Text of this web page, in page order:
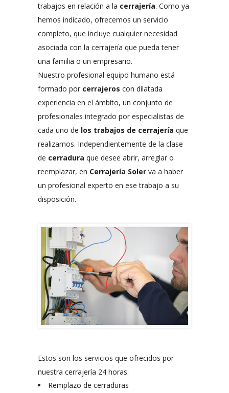
trabajos en relación a la cerrajería. Como ya
hemos indicado, ofrecemos un servicio
completo, que incluye cualquier necesidad
asociada con la cerrajería que pueda tener
una familia o un empresario.
Nuestro profesional equipo humano está
formado por cerrajeros con dilatada
experiencia en el ámbito, un conjunto de
profesionales integrado por especialistas de
cada uno de los trabajos de cerrajería que
realizamos. Independientemente de la clase
de cerradura que desee abrir, arreglar o
reemplazar, en Cerrajería Soler va a haber
un profesional experto en ese trabajo a su
disposición.
Estos son los servicios que ofrecidos por
nuestra cerrajería 24 horas:
Remplazo de cerraduras